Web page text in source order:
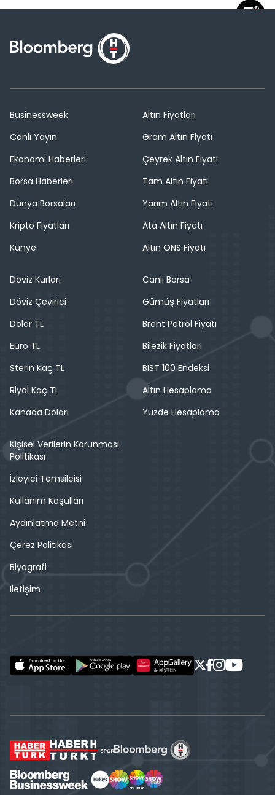
Businessweek
Canlı Yayın
Ekonomi Haberleri
Borsa Haberleri
Dünya Borsaları
Kripto Fiyatları
Künye
Altın Fiyatları
Gram Altın Fiyatı
Çeyrek Altın Fiyatı
Tam Altın Fiyatı
Yarım Altın Fiyatı
Ata Altın Fiyatı
Altın ONS Fiyatı
Döviz Kurları
Döviz Çevirici
Dolar TL
Euro TL
Sterin Kaç TL
Riyal Kaç TL
Kanada Doları
Canlı Borsa
Gümüş Fiyatları
Brent Petrol Fiyatı
Bilezik Fiyatları
BIST 100 Endeksi
Altın Hesaplama
Yüzde Hesaplama
Kişisel Verilerin Korunması
Politikası
İzleyici Temsilcisi
Kullanım Koşulları
Aydınlatma Metni
Çerez Politikası
Biyografi
İletişim